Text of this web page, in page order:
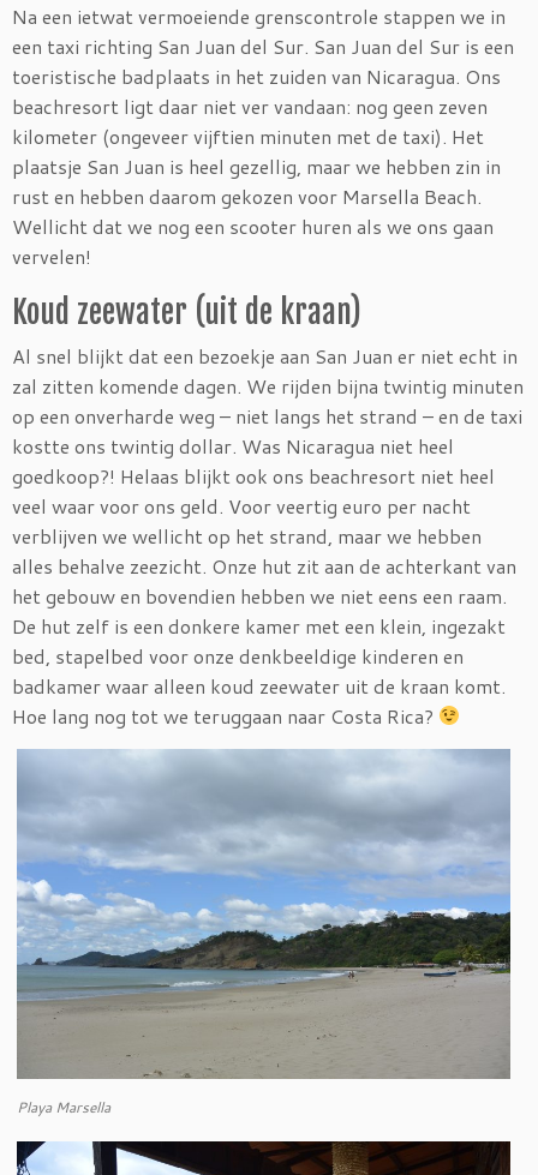
Na een ietwat vermoeiende grenscontrole stappen we in
een taxi richting San Juan del Sur. San Juan del Sur is een
toeristische badplaats in het zuiden van Nicaragua. Ons
beachresort ligt daar niet ver vandaan: nog geen zeven
kilometer (ongeveer vijftien minuten met de taxi). Het
plaatsje San Juan is heel gezellig, maar we hebben zin in
rust en hebben daarom gekozen voor Marsella Beach.
Wellicht dat we nog een scooter huren als we ons gaan
vervelen!
Koud zeewater (uit de kraan)
Al snel blijkt dat een bezoekje aan San Juan er niet echt in
zal zitten komende dagen. We rijden bijna twintig minuten
op een onverharde weg – niet langs het strand – en de taxi
kostte ons twintig dollar. Was Nicaragua niet heel
goedkoop?! Helaas blijkt ook ons beachresort niet heel
veel waar voor ons geld. Voor veertig euro per nacht
verblijven we wellicht op het strand, maar we hebben
alles behalve zeezicht. Onze hut zit aan de achterkant van
het gebouw en bovendien hebben we niet eens een raam.
De hut zelf is een donkere kamer met een klein, ingezakt
bed, stapelbed voor onze denkbeeldige kinderen en
badkamer waar alleen koud zeewater uit de kraan komt.
Hoe lang nog tot we teruggaan naar Costa Rica?
Playa Marsella